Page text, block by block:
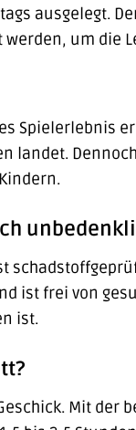
ausgelegt.
um die
Spielerlebnis
landet.
ist frei von
ist.
Mit